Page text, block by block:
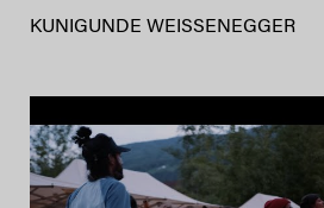
KUNIGUNDE WEISSENEGGER